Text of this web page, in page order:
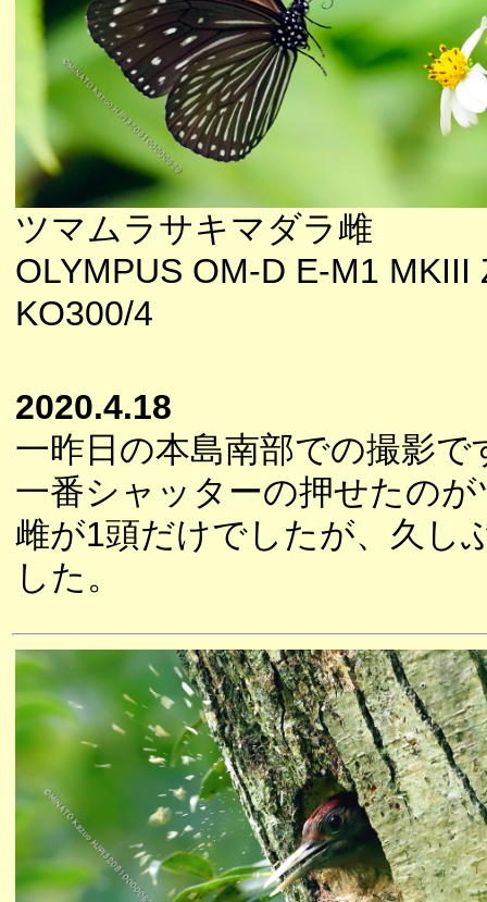
ツマムラサキマダラ雌
OLYMPUS OM-D E-M1 MKIII
KO300/4
2020.4.18
一昨日の本島南部での撮影で
一番シャッターの押せたの
雌が1頭だけでしたが、久し
した。